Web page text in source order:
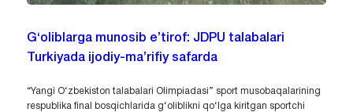
G‘oliblarga munosib e’tirof: JDPU talabalari
Turkiyada ijodiy-ma’rifiy safarda
“Yangi O‘zbekiston talabalari Olimpiadasi” sport musobaqalarining
respublika final bosqichlarida g‘oliblikni qo‘lga kiritgan sportchi